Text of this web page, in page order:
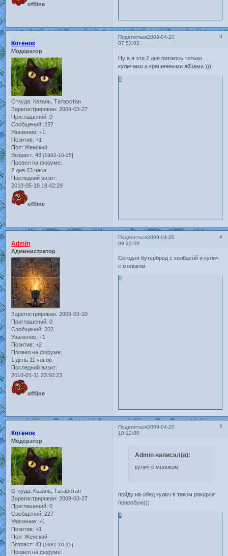
offline
Поделиться 3
2009-04-20
07:53:03
Котёнок
Модератор
Откуда: Казань, Татарстан
Зарегистрирован: 2009-03-27
Приглашений: 0
Сообщений: 227
Уважение: +1
Позитив: +1
Пол: Женский
Возраст: 43 [1982-10-15]
Провел на форуме:
2 дня 23 часа
Последний визит:
2010-05-18 18:42:29
offline
Ну а я эти 2 дня питаюсь только
куличами и крашенными яйцами )))
0
Поделиться 4
2009-04-20
09:23:58
Admin
Администратор
Зарегистрирован: 2009-03-10
Приглашений: 0
Сообщений: 302
Уважение: +1
Позитив: +2
Провел на форуме:
1 день 11 часов
Последний визит:
2010-01-11 23:50:23
offline
Сегодня бутерброд с колбасой и кулич
с молоком
0
Поделиться 5
2009-04-20
10:12:00
Котёнок
Модератор
Откуда: Казань, Татарстан
Зарегистрирован: 2009-03-27
Приглашений: 0
Сообщений: 227
Уважение: +1
Позитив: +1
Пол: Женский
Возраст: 43 [1982-10-15]
Провел на форуме:
Admin написал(а):
кулич с молоком
пойду на обед кулич в таком ракурсе
попробую)))
0